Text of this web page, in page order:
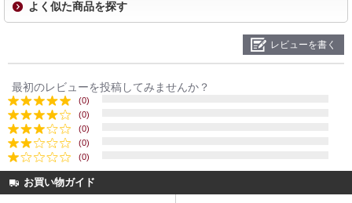
よく似た商品を探す
レビューを書く
最初のレビューを投稿してみませんか？
(0)
(0)
(0)
(0)
(0)
お買い物ガイド